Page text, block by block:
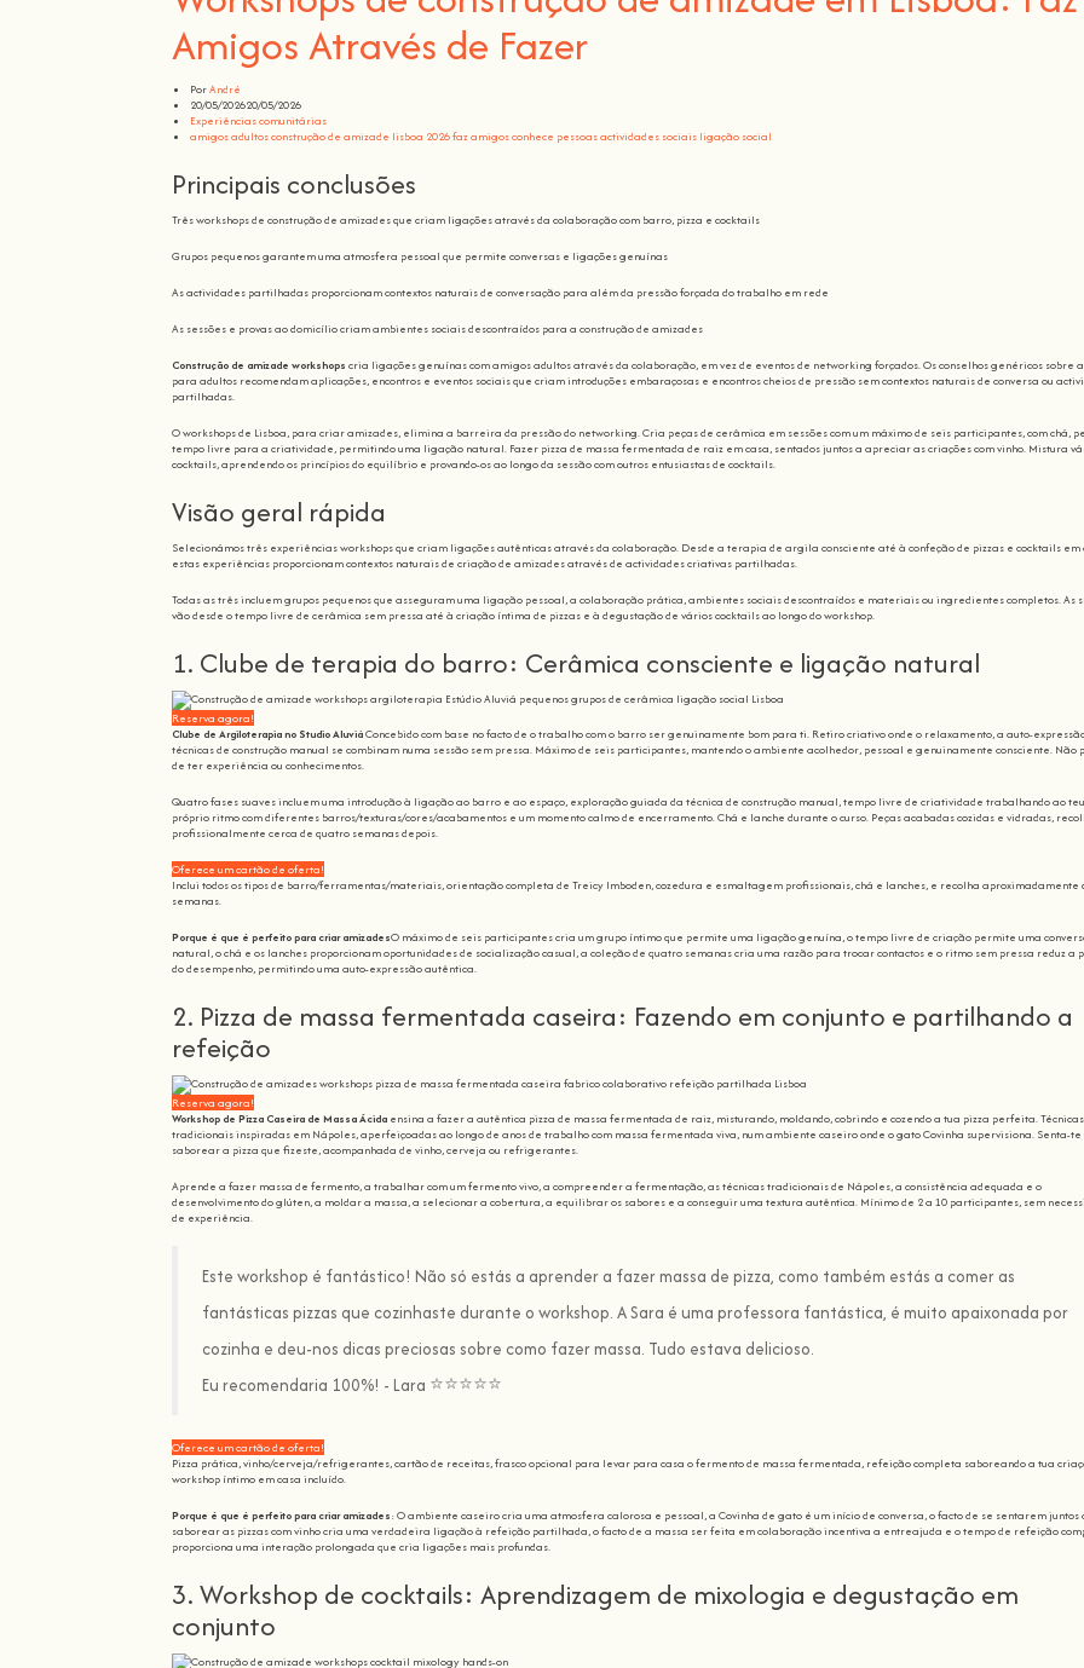
Amigos Através de Fazer
PorAndré
20/05/202620/05/2026
Experiências comunitárias
amigos adultosconstrução de amizade lisboa 2026faz amigosconhece pessoasactividades sociais ligação social
Principais conclusões
Três workshops de construção de amizades que criam ligações através da colaboração com barro, pizza e cocktails
Grupos pequenos garantem uma atmosfera pessoal que permite conversas e ligações genuínas
As actividades partilhadas proporcionam contextos naturais de conversação para além da pressão forçada do trabalho em rede
As sessões e provas ao domicílio criam ambientes sociais descontraídos para a construção de amizades
Construção de amizade workshops cria ligações genuínas com amigos adultos através da colaboração, em vez de eventos de networking forçados. Os conselhos genéricos sobre
para adultos recomendam aplicações, encontros e eventos sociais que criam introduções embaraçosas e encontros cheios de pressão sem contextos naturais de conversa ou
partilhadas.
O workshops de Lisboa, para criar amizades, elimina a barreira da pressão do networking. Cria peças de cerâmica em sessões com um máximo de seis participantes, com chá,
tempo livre para a criatividade, permitindo uma ligação natural. Fazer pizza de massa fermentada de raiz em casa, sentados juntos a apreciar as criações com vinho. Mistura
cocktails, aprendendo os princípios do equilíbrio e provando-os ao longo da sessão com outros entusiastas de cocktails.
Visão geral rápida
Selecionámos três experiências workshops que criam ligações autênticas através da colaboração. Desde a terapia de argila consciente até à confeção de pizzas e cocktails em
estas experiências proporcionam contextos naturais de criação de amizades através de actividades criativas partilhadas.
Todas as três incluem grupos pequenos que asseguram uma ligação pessoal, a colaboração prática, ambientes sociais descontraídos e materiais ou ingredientes completos. As
vão desde o tempo livre de cerâmica sem pressa até à criação íntima de pizzas e à degustação de vários cocktails ao longo do workshop.
1. Clube de terapia do barro: Cerâmica consciente e ligação natural
Reserva agora!
Clube de Argiloterapia no Studio AluviáConcebido com base no facto de o trabalho com o barro ser genuinamente bom para ti. Retiro criativo onde o relaxamento, a auto-
técnicas de construção manual se combinam numa sessão sem pressa. Máximo de seis participantes, mantendo o ambiente acolhedor, pessoal e genuinamente consciente. Não
de ter experiência ou conhecimentos.
Quatro fases suaves incluem uma introdução à ligação ao barro e ao espaço, exploração guiada da técnica de construção manual, tempo livre de criatividade trabalhando ao teu
próprio ritmo com diferentes barros/texturas/cores/acabamentos e um momento calmo de encerramento. Chá e lanche durante o curso. Peças acabadas cozidas e vidradas,
profissionalmente cerca de quatro semanas depois.
Oferece um cartão de oferta!
Inclui todos os tipos de barro/ferramentas/materiais, orientação completa de Treicy Imboden, cozedura e esmaltagem profissionais, chá e lanches, e recolha aproximadamente
semanas.
Porque é que é perfeito para criar amizadesO máximo de seis participantes cria um grupo íntimo que permite uma ligação genuína, o tempo livre de criação permite uma
natural, o chá e os lanches proporcionam oportunidades de socialização casual, a coleção de quatro semanas cria uma razão para trocar contactos e o ritmo sem pressa reduz a
do desempenho, permitindo uma auto-expressão autêntica.
2. Pizza de massa fermentada caseira: Fazendo em conjunto e partilhando a
refeição
Reserva agora!
Workshop de Pizza Caseira de Massa Ácida ensina a fazer a autêntica pizza de massa fermentada de raiz, misturando, moldando, cobrindo e cozendo a tua pizza perfeita. Técnicas
tradicionais inspiradas em Nápoles, aperfeiçoadas ao longo de anos de trabalho com massa fermentada viva, num ambiente caseiro onde o gato Covinha supervisiona. Senta-te
saborear a pizza que fizeste, acompanhada de vinho, cerveja ou refrigerantes.
Aprende a fazer massa de fermento, a trabalhar com um fermento vivo, a compreender a fermentação, as técnicas tradicionais de Nápoles, a consistência adequada e o
desenvolvimento do glúten, a moldar a massa, a selecionar a cobertura, a equilibrar os sabores e a conseguir uma textura autêntica. Mínimo de 2 a 10 participantes, sem
de experiência.
Este workshop é fantástico! Não só estás a aprender a fazer massa de pizza, como também estás a comer as
fantásticas pizzas que cozinhaste durante o workshop. A Sara é uma professora fantástica, é muito apaixonada por
cozinha e deu-nos dicas preciosas sobre como fazer massa. Tudo estava delicioso.
Eu recomendaria 100%! - Lara ⭐⭐⭐⭐⭐
Oferece um cartão de oferta!
Pizza prática, vinho/cerveja/refrigerantes, cartão de receitas, frasco opcional para levar para casa o fermento de massa fermentada, refeição completa saboreando a tua
workshop íntimo em casa incluído.
Porque é que é perfeito para criar amizades: O ambiente caseiro cria uma atmosfera calorosa e pessoal, a Covinha de gato é um início de conversa, o facto de se sentarem juntos
saborear as pizzas com vinho cria uma verdadeira ligação à refeição partilhada, o facto de a massa ser feita em colaboração incentiva a entreajuda e o tempo de refeição
proporciona uma interação prolongada que cria ligações mais profundas.
3. Workshop de cocktails: Aprendizagem de mixologia e degustação em
conjunto